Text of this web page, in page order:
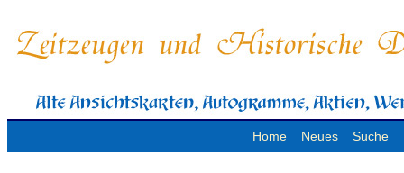
Home Neues Suche